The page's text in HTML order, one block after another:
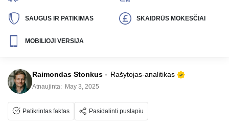
SAUGUS IR PATIKIMAS SKAIDRŪS MOKESČIAI
MOBILIOJI VERSIJA
Raimondas Stonkus Rašytojas-analitikas
Atnaujinta: May 3, 2025
Patikrintas faktas Pasidalinti puslapiu